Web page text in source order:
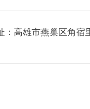
：高雄市燕巢区角宿